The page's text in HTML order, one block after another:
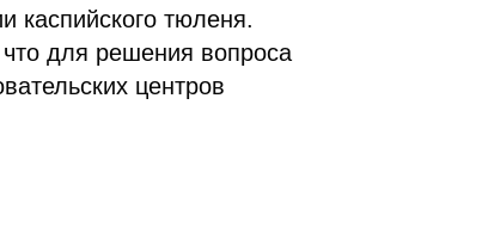
каспийского тюленя.
для решения вопроса
центров